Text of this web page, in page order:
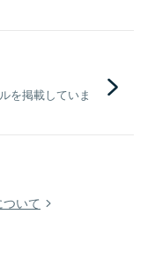
を掲載していま
いて